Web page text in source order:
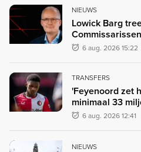
NIEUWS
Lowick Barg
6 aug. 2026 15:22
TRANSFERS
'Feyenoord zet
minimaal 33
6 aug. 2026 12:41
NIEUWS